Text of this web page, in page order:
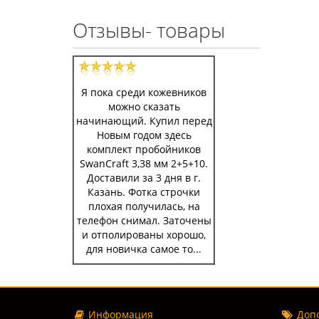
Отзывы- товары
Я пока среди кожевников
можно сказать
начинающий. Купил перед
Новым годом здесь
комплект пробойников
SwanCraft 3,38 мм 2+5+10.
Доставили за 3 дня в г.
Казань. Фотка строчки
плохая получилась, на
телефон снимал. Заточены
и отполированы хорошо,
для новичка самое то...
Информация